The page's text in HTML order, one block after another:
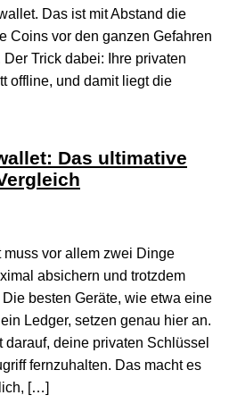
Das ist mit Abstand die
Coins vor den ganzen Gefahren
Trick dabei: Ihre privaten
offline, und damit liegt die
Das ultimative
vor allem zwei Dinge
absichern und trotzdem
besten Geräte, wie etwa eine
Ledger, setzen genau hier an.
darauf, deine privaten Schlüssel
fernzuhalten. Das macht es
[…]